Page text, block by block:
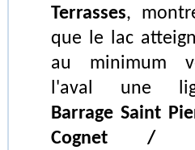
Terrasses,
que le lac
au minimum
l'aval une
Barrage Saint
Cognet /